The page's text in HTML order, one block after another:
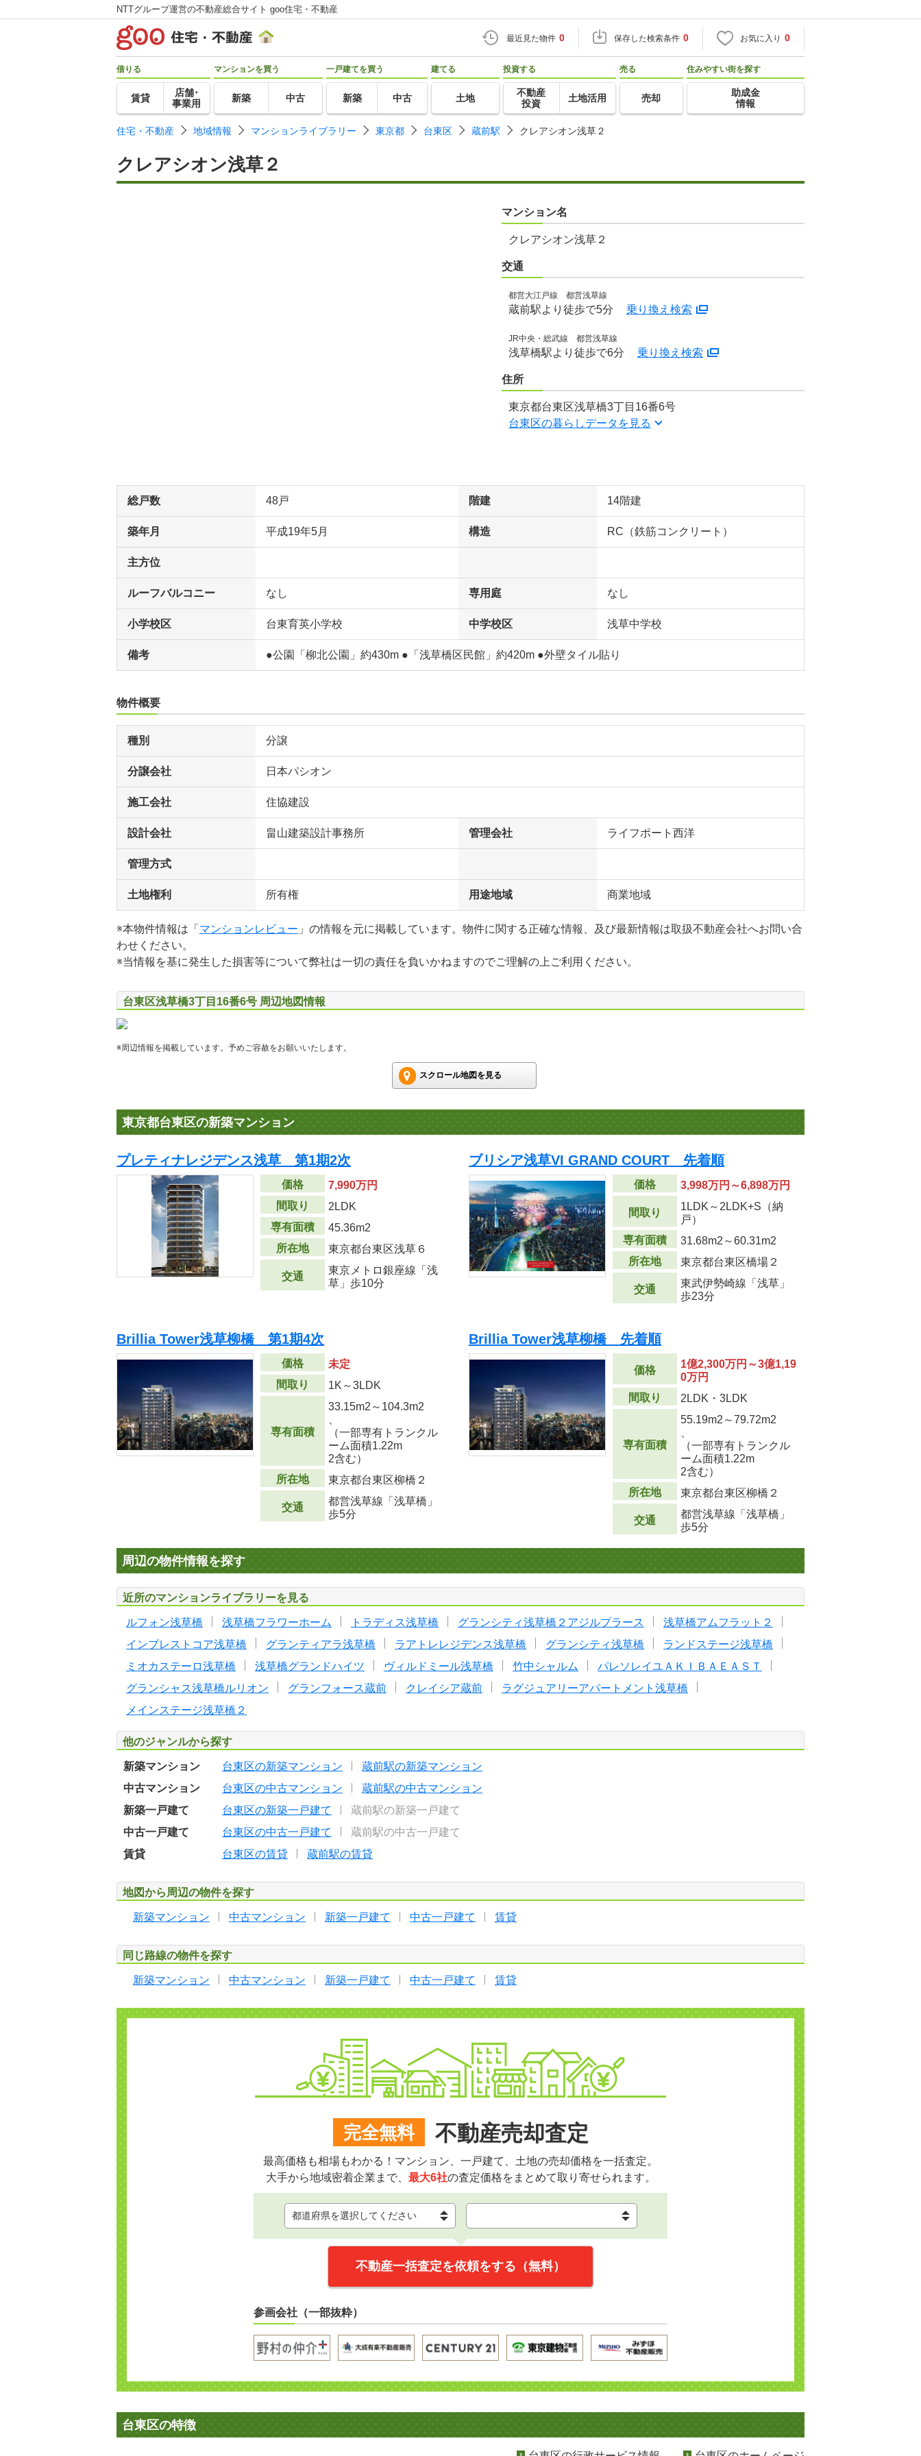
NTTグループ運営の不動産総合サイト goo住宅・不動産
最近見た物件 0 保存した検索条件 0 お気に入り 0
借りる
賃貸
店舗･
事業用
マンションを買う
新築 中古
一戸建てを買う
新築 中古
建てる
土地
投資する
不動産
投資
土地活用
売る
売却
住みやすい街を探す
助成金
情報
住宅・不動産 地域情報 マンションライブラリー 東京都 台東区 蔵前駅 クレアシオン浅草２
クレアシオン浅草２
マンション名
クレアシオン浅草２
交通
都営大江戸線 都営浅草線
蔵前駅より徒歩で5分 乗り換え検索
JR中央・総武線 都営浅草線
浅草橋駅より徒歩で6分 乗り換え検索
住所
東京都台東区浅草橋3丁目16番6号
台東区の暮らしデータを見る
総戸数 48戸 階建 14階建
築年月 平成19年5月 構造 RC（鉄筋コンクリート）
主方位
ルーフバルコニー なし 専用庭 なし
小学校区 台東育英小学校 中学校区 浅草中学校
備考 ●公園「柳北公園」約430m ●「浅草橋区民館」約420m ●外壁タイル貼り
物件概要
種別 分譲
分譲会社 日本パシオン
施工会社 住協建設
設計会社 畠山建築設計事務所 管理会社 ライフポート西洋
管理方式
土地権利 所有権 用途地域 商業地域
※本物件情報は「 マンションレビュー 」の情報を元に掲載しています。物件に関する正確な情報、及び最新情報は取扱不動産会社へお問い合
わせください。
※当情報を基に発生した損害等について弊社は一切の責任を負いかねますのでご理解の上ご利用ください。
台東区浅草橋3丁目16番6号 周辺地図情報
※周辺情報を掲載しています。予めご容赦をお願いいたします。
スクロール地図を見る
東京都台東区の新築マンション
プレティナレジデンス浅草 第1期2次
価格
7,990万円
間取り
2LDK
専有面積
45.36m2
所在地
東京都台東区浅草６
交通
東京メトロ銀座線「浅
草」歩10分
ブリシア浅草VI GRAND COURT 先着順
価格 3,998万円～6,898万円
間取り
1LDK～2LDK+S（納
戸）
専有面積
31.68m2 ～60.31m2
所在地
東京都台東区橋場２
交通
東武伊勢崎線「浅草」
歩23分
Brillia Tower浅草柳橋 第1期4次
価格
未定
間取り
1K～3LDK
専有面積
33.15m2 ～104.3m2
（一部専有トランクル
ーム面積1.22m
2含む）
所在地
東京都台東区柳橋２
交通
都営浅草線「浅草橋」
歩5分
Brillia Tower浅草柳橋 先着順
価格
1億2,300万円～3億1,19
0万円
間取り
2LDK・3LDK
専有面積
55.19m2 ～79.72m2
（一部専有トランクル
ーム面積1.22m
2含む）
所在地
東京都台東区柳橋２
交通
都営浅草線「浅草橋」
歩5分
周辺の物件情報を探す
近所のマンションライブラリーを見る
ルフォン浅草橋 浅草橋フラワーホーム トラディス浅草橋 グランシティ浅草橋２アジルプラース
浅草橋アムフラット２
インプレストコア浅草橋
グランティアラ浅草橋 ラアトレレジデンス浅草橋 グランシティ浅草橋
ランドステージ浅草橋
ミオカステーロ浅草橋
浅草橋グランドハイツ ヴィルドミール浅草橋 竹中シャルム
パレソレイユＡＫＩＢＡＥＡＳＴ
グランシャス浅草橋ルリオン
グランフォース蔵前 クレイシア蔵前
ラグジュアリーアパートメント浅草橋
メインステージ浅草橋２
他のジャンルから探す
新築マンション 台東区の新築マンション
蔵前駅の新築マンション
中古マンション
台東区の中古マンション
蔵前駅の中古マンション
新築一戸建て
台東区の新築一戸建て
蔵前駅の新築一戸建て
中古一戸建て
台東区の中古一戸建て
蔵前駅の中古一戸建て
賃貸
台東区の賃貸 蔵前駅の賃貸
地図から周辺の物件を探す
新築マンション 中古マンション 新築一戸建て 中古一戸建て 賃貸
同じ路線の物件を探す
新築マンション 中古マンション 新築一戸建て 中古一戸建て 賃貸
完全無料 不動産売却査定
最高価格も相場もわかる！マンション、一戸建て、土地の売却価格を一括査定。
大手から地域密着企業まで、 最大6社の査定価格をまとめて取り寄せられます。
不動産一括査定を依頼をする（無料）
参画会社（一部抜粋）
台東区の特徴